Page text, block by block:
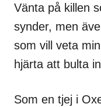
Vänta på killen
synder, men
som vill veta
hjärta att bulta
Som en tjej i